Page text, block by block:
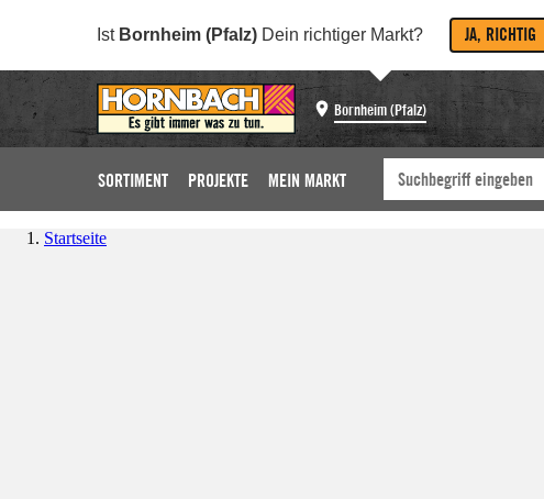
Ist Bornheim (Pfalz) Dein richtiger Markt? JA, RICHTIG
Bornheim (Pfalz)
SORTIMENT PROJEKTE MEIN MARKT
Startseite